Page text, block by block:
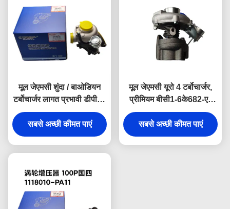
मूल जेएमसी शुंदा / बाओडियन
टर्बोचार्जर लागत प्रभावी डीपी 1-
6 के 682-बीए OEM इंजन
घटक दीर्घकालिक विश्वसनीयता
प्रदान करने के लिए डिज़ाइन
सबसे अच्छी कीमत पाएं
मूल जेएमसी यूरो 4 टर्बोचार्जर,
प्रीमियम बीसी1-6के682-एए
OEM इंजन घटक दीर्घकालिक
विश्वसनीयता प्रदान करने के
लिए डिज़ाइन किया गया
सबसे अच्छी कीमत पाएं